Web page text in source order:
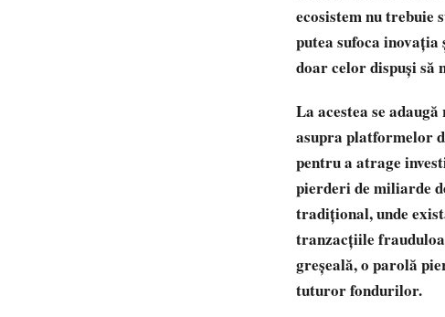
ecosistem nu trebuie
putea sufoca
doar celor dispuși să
La acestea se
asupra platformelor
pentru a atrage
pierderi de miliarde
tradițional, unde
tranzacțiile
greșeală, o parolă
tuturor fondurilor.